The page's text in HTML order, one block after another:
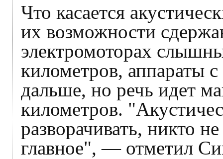
Что касается
их возможности
электромоторах
километров, аппараты
дальше, но речь идет
километров.
разворачивать, никто
главное", — отметил